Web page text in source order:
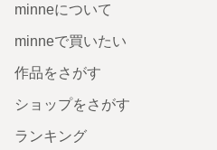
minneについて
minneで買いたい
作品をさがす
ショップをさがす
ランキング